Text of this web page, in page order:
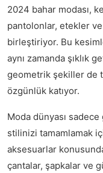
2024 bahar modası,
pantolonlar, etekler
birleştiriyor. Bu
aynı zamanda şıklık
geometrik şekiller de
özgünlük katıyor.
Moda dünyası
stilinizi tamamlamak
aksesuarlar
çantalar, şapkalar ve